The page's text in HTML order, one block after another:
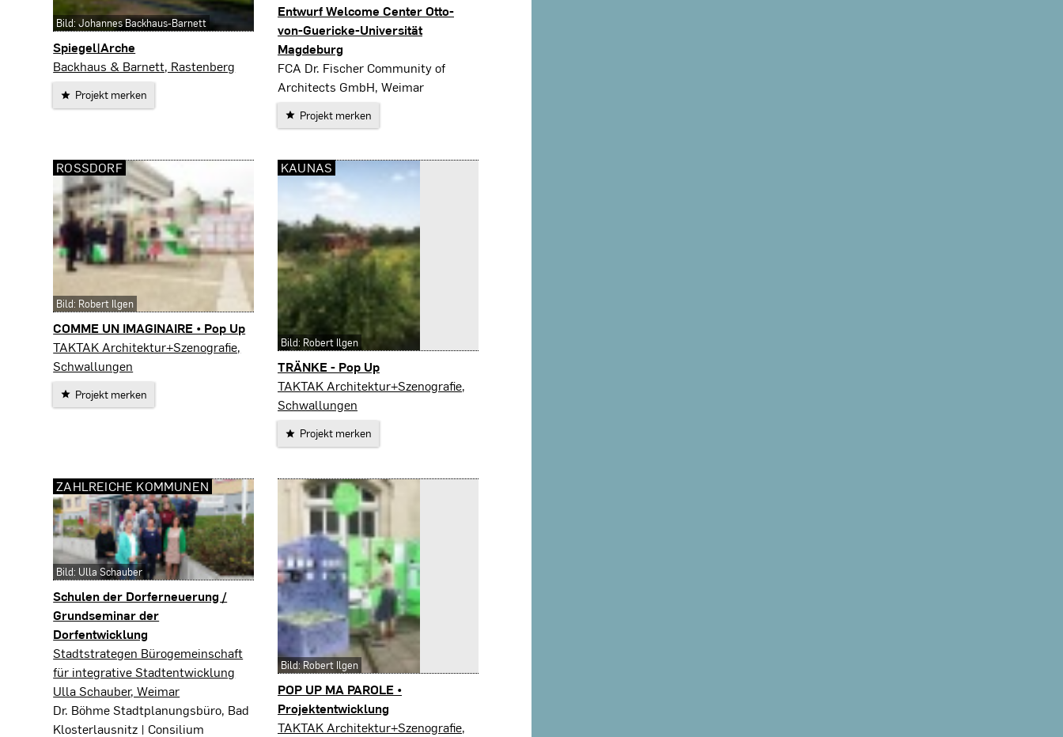
Spiegel|Arche
Rastenberg
Backhaus & Barnett, Rastenberg
Projekt merken
Bild: Johannes Backhaus-Barnett
Entwurf Welcome Center Otto-
von-Guericke-Universität
Magdeburg
Magdeburg
FCA Dr. Fischer Community of
Architects GmbH, Weimar
Projekt merken
COMME UN IMAGINAIRE • Pop Up
Roßdorf
TAKTAK Architektur+Szenografie,
Schwallungen
Projekt merken
ROSSDORF
Bild: Robert Ilgen
TRÄNKE - Pop Up
Kaunas
TAKTAK Architektur+Szenografie,
Schwallungen
Projekt merken
KAUNAS
Bild: Robert Ilgen
Schulen der Dorferneuerung /
Grundseminar der
Dorfentwicklung
zahlreiche Kommunen
Stadtstrategen Bürogemeinschaft
für integrative Stadtentwicklung
Ulla Schauber, Weimar
Dr. Böhme Stadtplanungsbüro, Bad
Klosterlausnitz | Consilium
ZAHLREICHE KOMMUNEN
Bild: Ulla Schauber
POP UP MA PAROLE •
Projektentwicklung
TAKTAK Architektur+Szenografie,
Bild: Robert Ilgen